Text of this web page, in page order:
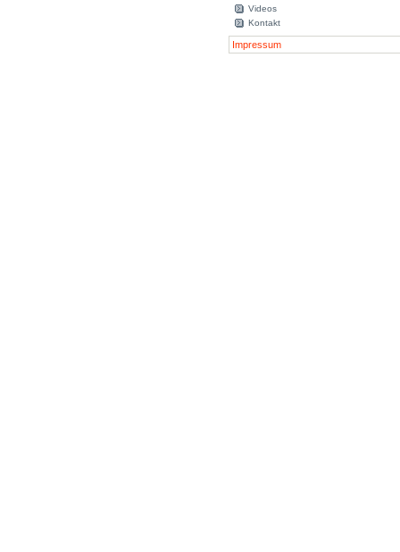
Videos
Kontakt
Impressum